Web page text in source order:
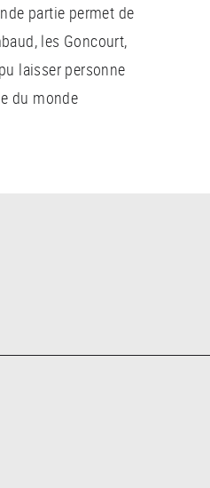
partie permet de
les Goncourt,
laisser personne
du monde